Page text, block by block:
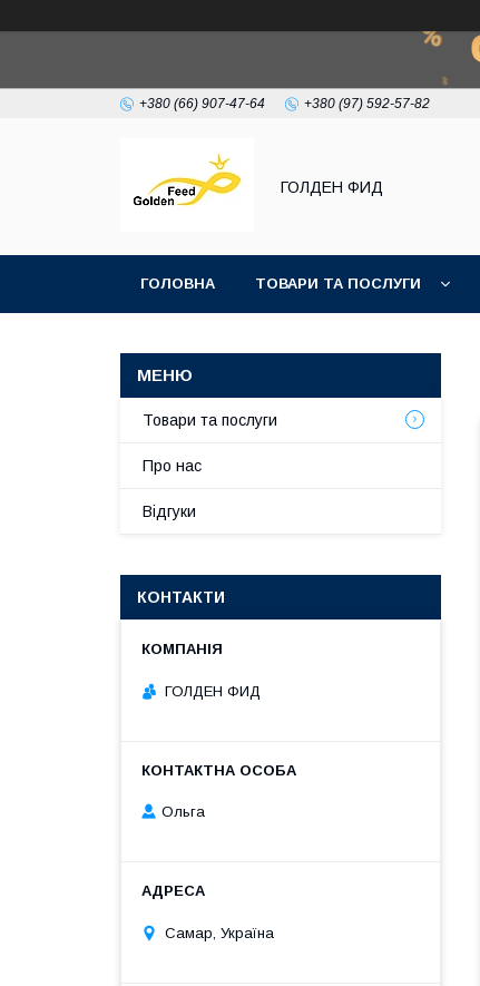
+380 (66) 907-47-64 +380 (97) 592-57-82
ГОЛДЕН ФИД
ГОЛОВНА ТОВАРИ ТА ПОСЛУГИ
Товари та послуги
Про нас
Відгуки
КОНТАКТИ
ГОЛДЕН ФИД
Ольга
Самар, Україна